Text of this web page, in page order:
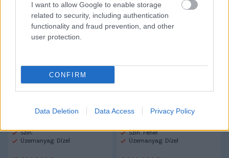
I want to allow Google to enable storage
related to security, including authentication
functionality and fraud prevention, and other
user protection.
CONFIRM
Data Deletion Data Access Privacy Policy
Autópiac
Szín:
Üzemanyag: Dízel
Szín: Fehér
Üzemanyag: Dízel